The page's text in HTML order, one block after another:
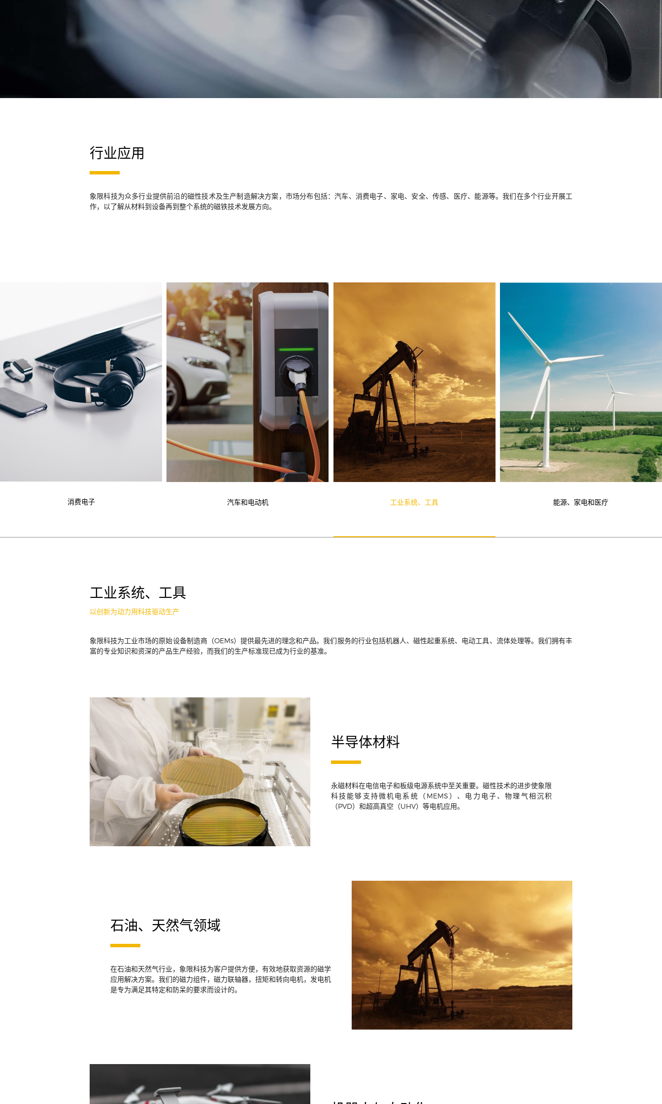
行业应用
象限科技为众多行业提供前沿的磁性技术及生产制造解决方案，市场分布包括：汽车、消费电子、家电、安全、传感、医疗、能源等。我们在多个行业开展工
作，以了解从材料到设备再到整个系统的磁铁技术发展方向。
消费电子 汽车和电动机 工业系统、工具 能源、家电和医疗
工业系统、工具
以创新为动力用科技驱动生产
象限科技为工业市场的原始设备制造商（OEMs）提供最先进的理念和产品。我们服务的行业包括机器人、磁性起重系统、电动工具、流体处理等。我们拥有丰
富的专业知识和资深的产品生产经验，而我们的生产标准现已成为行业的基准。
半导体材料
永磁材料在电信电子和板级电源系统中至关重要。磁性技术的进步使象限
科技能够支持微机电系统（MEMS）、电力电子、物理气相沉积
（PVD）和超高真空（UHV）等电机应用。
石油、天然气领域
在石油和天然气行业，象限科技为客户提供方便，有效地获取资源的磁学
应用解决方案。我们的磁力组件，磁力联轴器，扭矩和转向电机，发电机
是专为满足其特定和防呆的要求而设计的。